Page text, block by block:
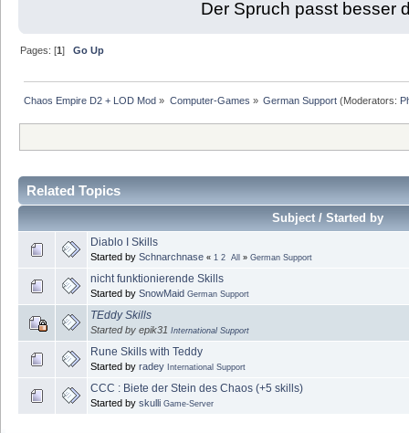
Der Spruch passt besser
Pages: [1]Go Up
Chaos Empire D2 + LOD Mod » Computer-Games » German Support(Moderators:
Related Topics
Subject / Started by
Diablo I Skills
Started by Schnarchnase « 1 2 All » German Support
nicht funktionierende Skills
Started by SnowMaid German Support
TEddy Skills
Started by epik31 International Support
Rune Skills with Teddy
Started by radey International Support
CCC : Biete der Stein des Chaos (+5 skills)
Started by skulli Game-Server